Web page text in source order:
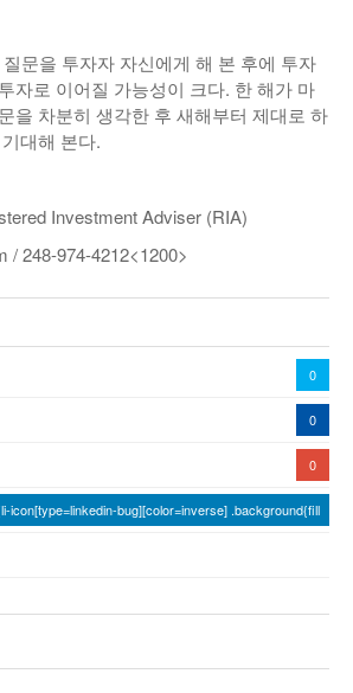
문을 투자자 자신에게 해 본 후에 투자
자로 이어질 가능성이 크다. 한 해가 마
을 차분히 생각한 후 새해부터 제대로 하
대해 본다.
Investment Adviser (RIA)
/ 248-974-4212<1200>
0
0
0
icon[type=linkedin-bug][color=inverse] .background{fill